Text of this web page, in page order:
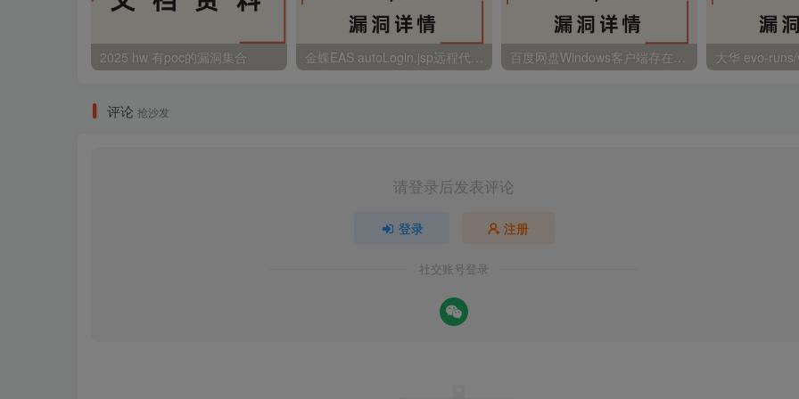
2025 hw 有poc的漏洞集合
评论 抢沙发
请登录后发表评论
登录 注册
社交账号登录